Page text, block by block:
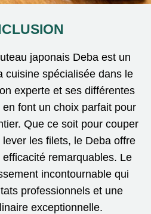
japonais Deba est un
cuisine spécialisée dans le
experte et ses différentes
font un choix parfait pour
Que ce soit pour couper
les filets, le Deba offre
remarquables. Le
incontournable qui
professionnels et une
exceptionnelle.